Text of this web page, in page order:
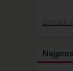
Zobrazit